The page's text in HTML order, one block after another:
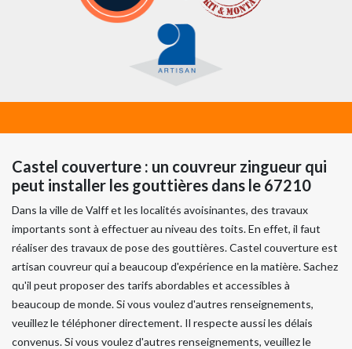
Castel couverture : un couvreur zingueur qui
peut installer les gouttières dans le 67210
Dans la ville de Valff et les localités avoisinantes, des travaux
importants sont à effectuer au niveau des toits. En effet, il faut
réaliser des travaux de pose des gouttières. Castel couverture est
artisan couvreur qui a beaucoup d'expérience en la matière. Sachez
qu'il peut proposer des tarifs abordables et accessibles à
beaucoup de monde. Si vous voulez d'autres renseignements,
veuillez le téléphoner directement. Il respecte aussi les délais
convenus. Si vous voulez d'autres renseignements, veuillez le